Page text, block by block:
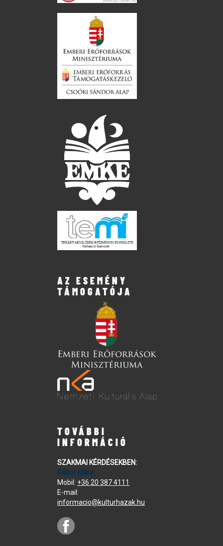
AZ ESEMÉNY
TÁMOGATÓJA
TOVÁBBI
INFORMÁCIÓ
SZAKMAI KÉRDÉSEKBEN:
Gábor Klára
Mobil: +36 20 387 4111
E-mail:
informacio@kulturhazak.hu